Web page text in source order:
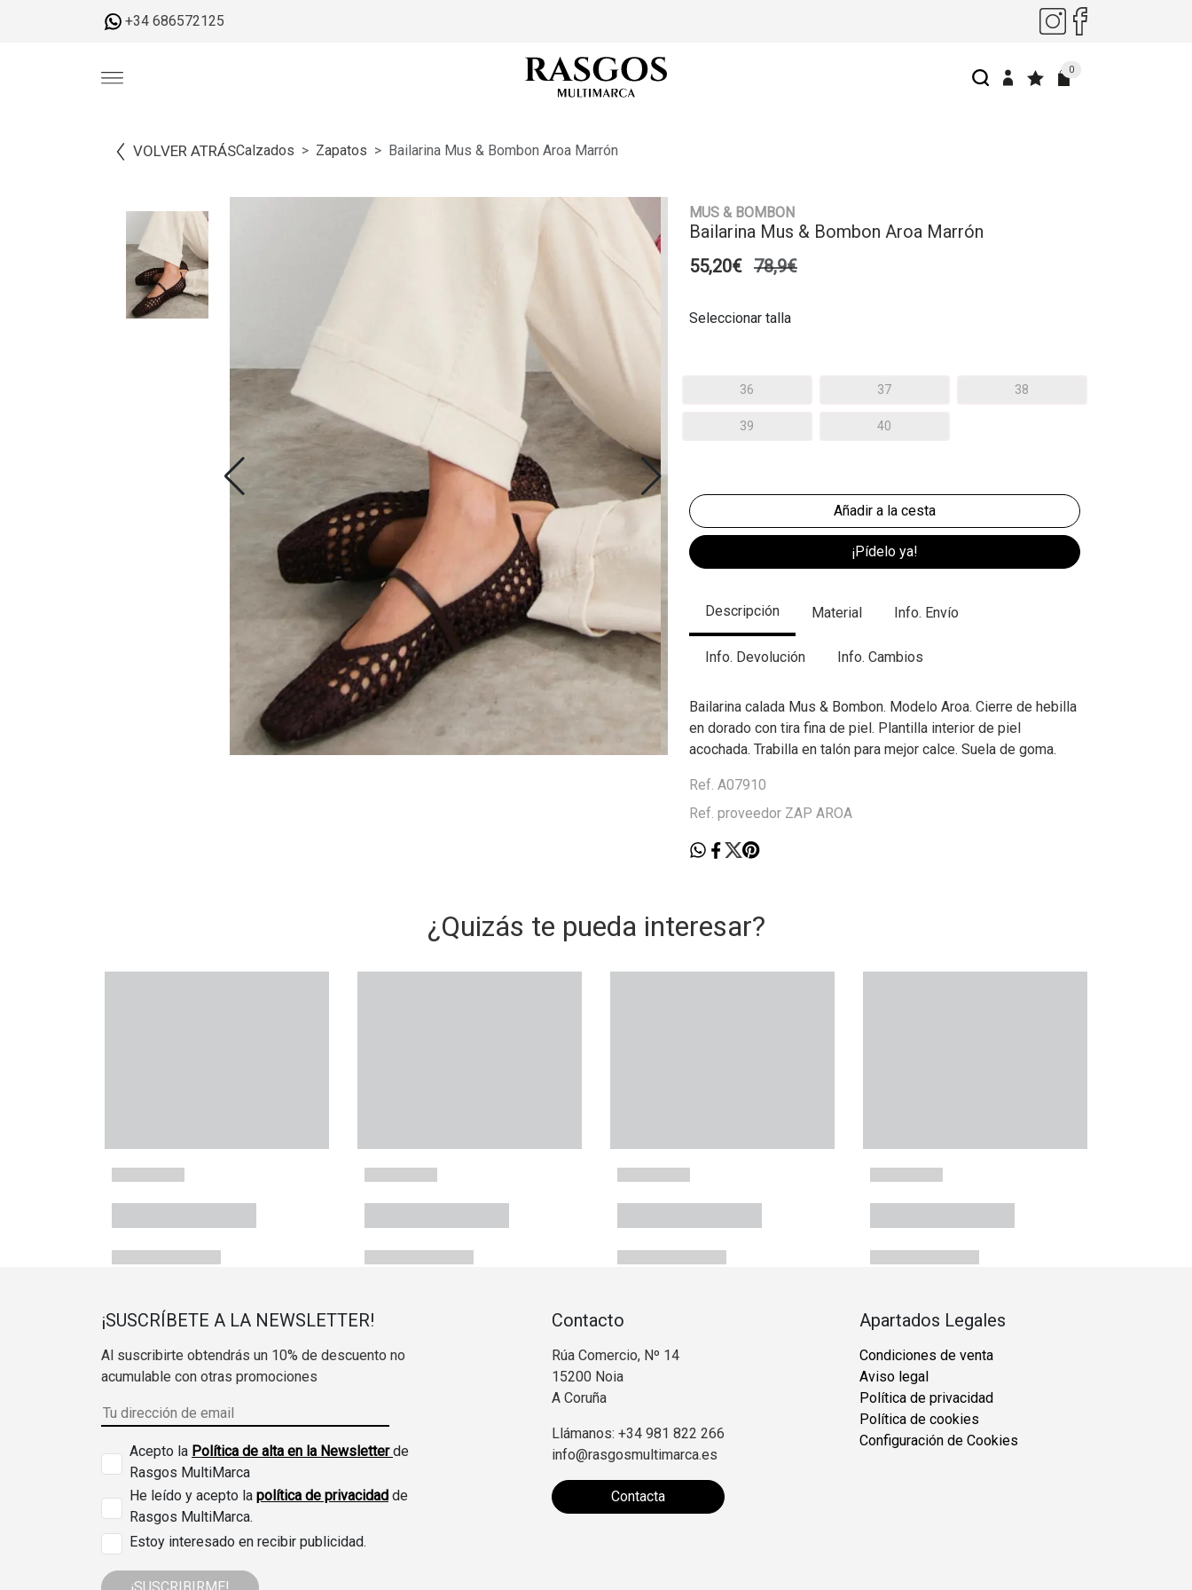
+34 686572125
0
VOLVER ATRÁSCalzados Zapatos Bailarina Mus & Bombon Aroa Marrón
MUS & BOMBON
Bailarina Mus & Bombon Aroa Marrón
55,20€ 78,9€
Seleccionar talla
36 37 38
39 40
¡Pídelo ya!
Descripción Material Info. Envío
Info. Devolución Info. Cambios
Bailarina calada Mus & Bombon. Modelo Aroa. Cierre de hebilla
en dorado con tira fina de piel. Plantilla interior de piel
acochada. Trabilla en talón para mejor calce. Suela de goma.
Ref. A07910
Ref. proveedor ZAP AROA
¿Quizás te pueda interesar?
¡SUSCRÍBETE A LA NEWSLETTER!
Al suscribirte obtendrás un 10% de descuento no
acumulable con otras promociones
Acepto la Política de alta en la Newsletterde
Rasgos MultiMarca
He leído y acepto la política de privacidad de
Rasgos MultiMarca.
Estoy interesado en recibir publicidad.
Contacto
Rúa Comercio, Nº 14
15200 Noia
A Coruña
Llámanos: +34 981 822 266
info@rasgosmultimarca.es
Contacta
Apartados Legales
Condiciones de venta
Aviso legal
Política de privacidad
Política de cookies
Configuración de Cookies